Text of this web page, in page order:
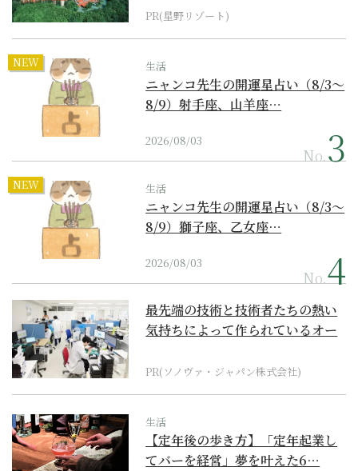
PR(星野リゾート)
NEW 生活
ニャンコ先生の開運星占い（8/3～
8/9）射手座、山羊座…
2026/08/03
No.
NEW 生活
ニャンコ先生の開運星占い（8/3～
8/9）獅子座、乙女座…
2026/08/03
No.
最先端の技術と技術者たちの熱い
気持ちによって作られているオー
PR(ソノヴァ・ジャパン株式会社)
生活
【定年後の歩き方】「定年起業し
てバーを経営」夢を叶えた6…